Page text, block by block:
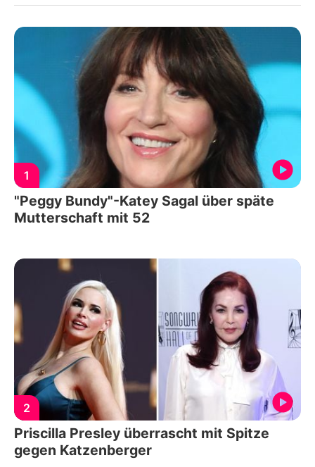
1
"Peggy Bundy"-Katey Sagal über späte
Mutterschaft mit 52
2
Priscilla Presley überrascht mit Spitze
gegen Katzenberger